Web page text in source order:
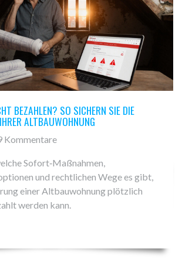
BEZAHLEN? SO SICHERN SIE DIE
ALTBAUWOHNUNG
9 Kommentare
Sofort‑Maßnahmen,
und rechtlichen Wege es gibt,
einer Altbauwohnung plötzlich
werden kann.